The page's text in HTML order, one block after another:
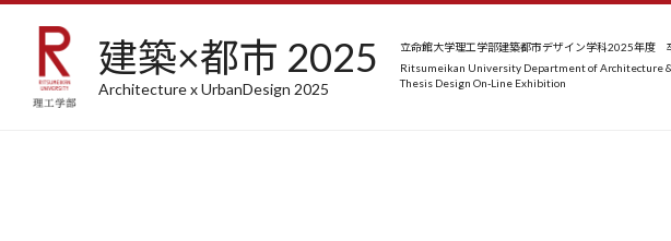
建築×都市 2025
Architecture x UrbanDesign 2025
立命館大学理工学部建築都市デザイン学科2025年度
Ritsumeikan University Department of Architecture
Thesis Design On-Line Exhibition